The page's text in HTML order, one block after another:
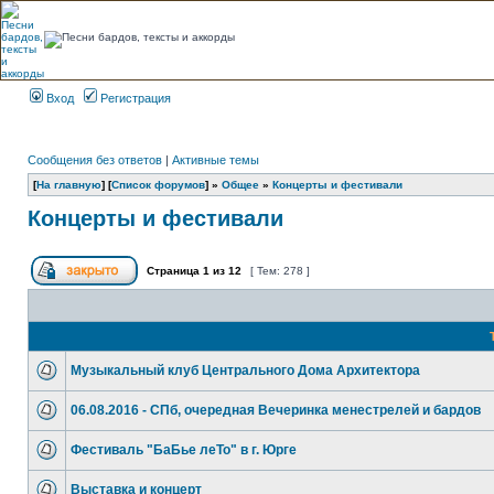
Вход Регистрация
Сообщения без ответов | Активные темы
[На главную] [Список форумов] » Общее » Концерты и фестивали
Концерты и фестивали
Страница 1 из 12 [ Тем: 278 ]
Музыкальный клуб Центрального Дома Архитектора
06.08.2016 - СПб, очередная Вечеринка менестрелей и бардов
Фестиваль "БаБье леТо" в г. Юрге
Выставка и концерт